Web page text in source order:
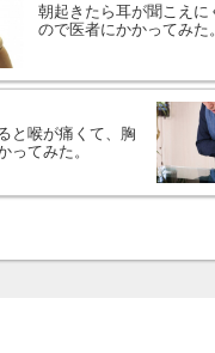
朝起きたら耳が聞こえに
ので医者にかかってみた。
と喉が痛くて、胸
ってみた。